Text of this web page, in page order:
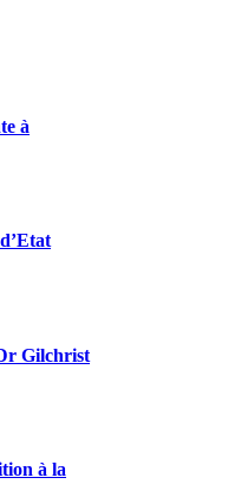
à
Gilchrist
à la